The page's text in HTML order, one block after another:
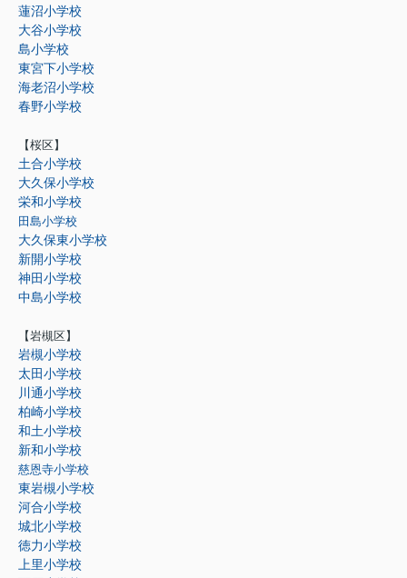
蓮沼小学校
大谷小学校
島小学校
東宮下小学校
海老沼小学校
春野小学校
【桜区】
土合小学校
大久保小学校
栄和小学校
田島小学校
大久保東小学校
新開小学校
神田小学校
中島小学校
【岩槻区】
岩槻小学校
太田小学校
川通小学校
柏崎小学校
和土小学校
新和小学校
慈恩寺小学校
東岩槻小学校
河合小学校
城北小学校
徳力小学校
上里小学校